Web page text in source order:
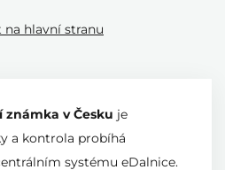
na hlavní stranu
v Česku je
a kontrola probíhá
systému eDalnice.